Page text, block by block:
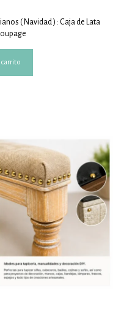
( Navidad ) : Caja de Lata